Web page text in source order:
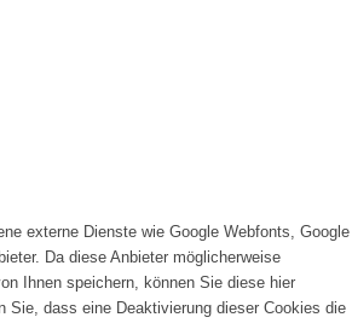
externe Dienste wie Google Webfonts, Google
Da diese Anbieter möglicherweise
Ihnen speichern, können Sie diese hier
Sie, dass eine Deaktivierung dieser Cookies die